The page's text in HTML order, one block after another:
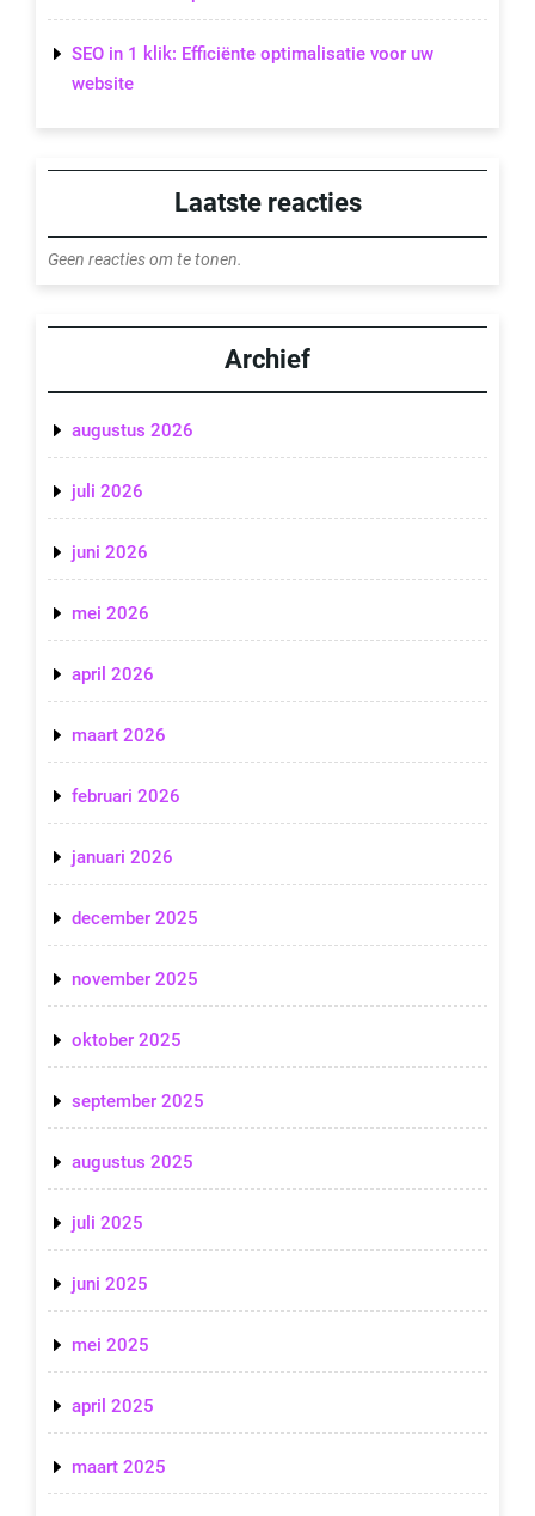
SEO in 1 klik: Efficiënte optimalisatie voor uw
website
Laatste reacties
Geen reacties om te tonen.
Archief
augustus 2026
juli 2026
juni 2026
mei 2026
april 2026
maart 2026
februari 2026
januari 2026
december 2025
november 2025
oktober 2025
september 2025
augustus 2025
juli 2025
juni 2025
mei 2025
april 2025
maart 2025